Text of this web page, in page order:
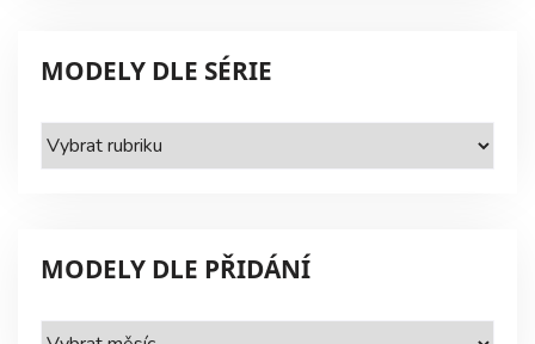
MODELY DLE SÉRIE
Modely
dle
MODELY DLE PŘIDÁNÍ
Modely